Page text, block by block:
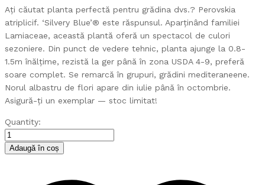
Ați căutat planta perfectă pentru grădina dvs.? Perovskia
atriplicif. ‘Silvery Blue’® este răspunsul. Aparținând familiei
Lamiaceae, această plantă oferă un spectacol de culori
sezoniere. Din punct de vedere tehnic, planta ajunge la 0.8-
1.5m înălțime, rezistă la ger până în zona USDA 4-9, preferă
soare complet. Se remarcă în grupuri, grădini mediteraneene.
Norul albastru de flori apare din iulie până în octombrie.
Asigură-ți un exemplar — stoc limitat!
Perovskia
atriplicif.
'Silvery
Quantity:
Adaugă în coș